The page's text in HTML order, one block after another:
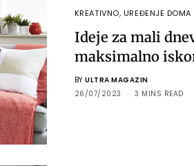
KREATIVNO, UREĐENJE DOMA
Ideje za mali
maksimalno
BY ULTRA MAGAZIN
26/07/2023
3 MINS READ